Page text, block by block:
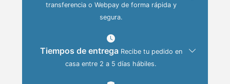
transferencia o Webpay de forma rápida y
segura.
Tiempos de entrega Recibe tu pedido en
casa entre 2 a 5 días hábiles.